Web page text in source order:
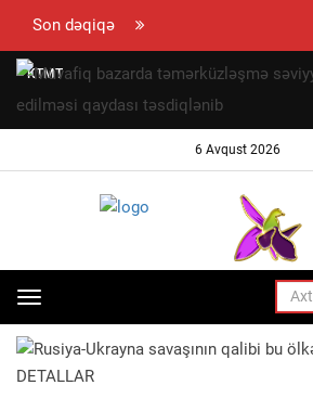
Son dəqiqə
KTMT
Ermənistanın
hüququndan
edəcək
6 Avqust 2026
Toggle
navigation
SIYASƏT